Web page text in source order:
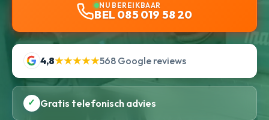
NU BEREIKBAAR
BEL 085 019 58 20
4,8★★★★★568 Google reviews
✓ Gratis telefonisch advies